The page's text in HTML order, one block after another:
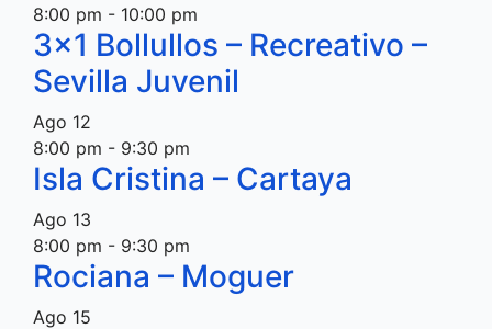
8:00 pm - 10:00 pm
3×1 Bollullos – Recreativo –
Sevilla Juvenil
Ago 12
8:00 pm - 9:30 pm
Isla Cristina – Cartaya
Ago 13
8:00 pm - 9:30 pm
Rociana – Moguer
Ago 15